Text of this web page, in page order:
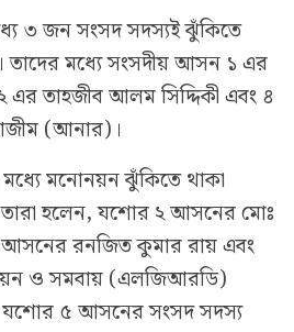
৩ জন সংসদ সদস্যই ঝুঁকিতে
তাদের মধ্যে সংসদীয় আসন ১ এর
তাহজীব আলম সিদ্দিকী এবং ৪
(আনার)।
মনোনয়ন ঝুঁকিতে থাকা
হলেন, যশোর ২ আসনের মোঃ
রনজিত কুমার রায় এবং
ও সমবায় (এলজিআরডি)
ও যশোর ৫ আসনের সংসদ সদস্য